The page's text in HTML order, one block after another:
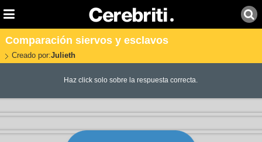
Comparación siervos y esclavos
Creado por:Julieth
Haz click solo sobre la respuesta correcta.